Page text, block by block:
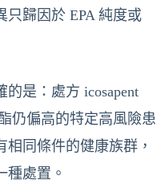
歸因於 EPA 純度或
的是：處方 icosapent
仍偏高的特定高風險患
同條件的健康族群，
種處置。